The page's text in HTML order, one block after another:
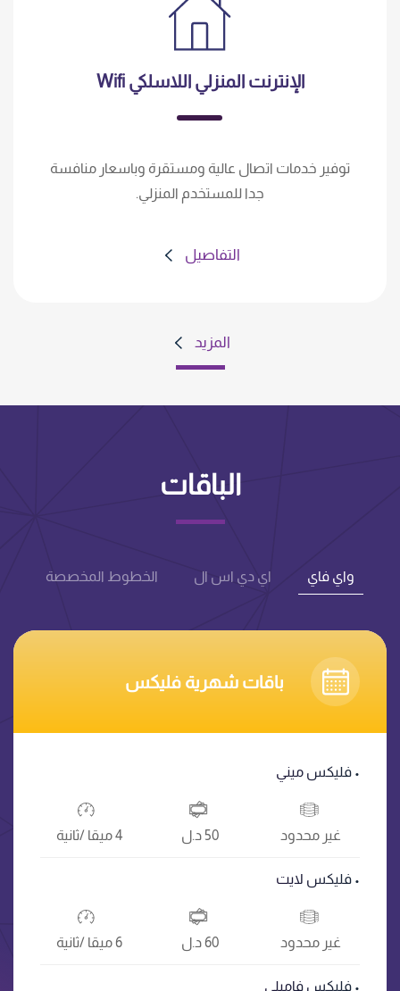
الإنترنت المنزلي اللاسلكي Wifi
توفير خدمات اتصال عالية ومستقرة وباسعار منافسة
جدا للمستخدم المنزلي.
التفاصيل
المزيد
الباقات
واي فاي اي دي اس ال الخطوط المخصصة
باقات شهرية فليكس
• فليكس ميني
غير محدود 50 د.ل 4 ميقا /ثانية
• فليكس لايت
غير محدود 60 د.ل 6 ميقا /ثانية
• فليكس فاميلي